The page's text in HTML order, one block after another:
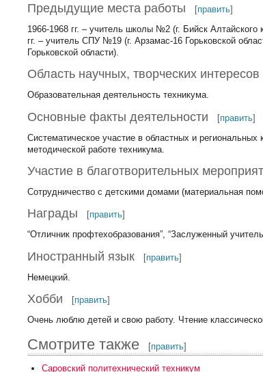
Предыдущие места работы [править]
1966-1968 гг. – учитель школы №2 (г. Бийск
гг. – учитель СПУ №19 (г. Арзамас-16 Горьковской
Горьковской области).
Область научных, творческих интересов
Образовательная деятельность техникума.
Основные факты деятельности [править]
Систематическое участие в областных и региональных
методической работе техникума.
Участие в благотворительных
Сотрудничество с детскими домами (материальная
Награды [править]
“Отличник профтехобразования”, “Заслуженный
Иностранный язык [править]
Немецкий.
Хобби [править]
Очень люблю детей и свою работу. Чтение
Смотрите также [править]
Саровский политехнический техникум